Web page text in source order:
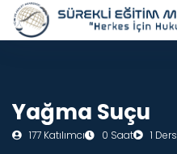
Yağma Suçu
177 Katılımcı 0 Saat 1 Ders